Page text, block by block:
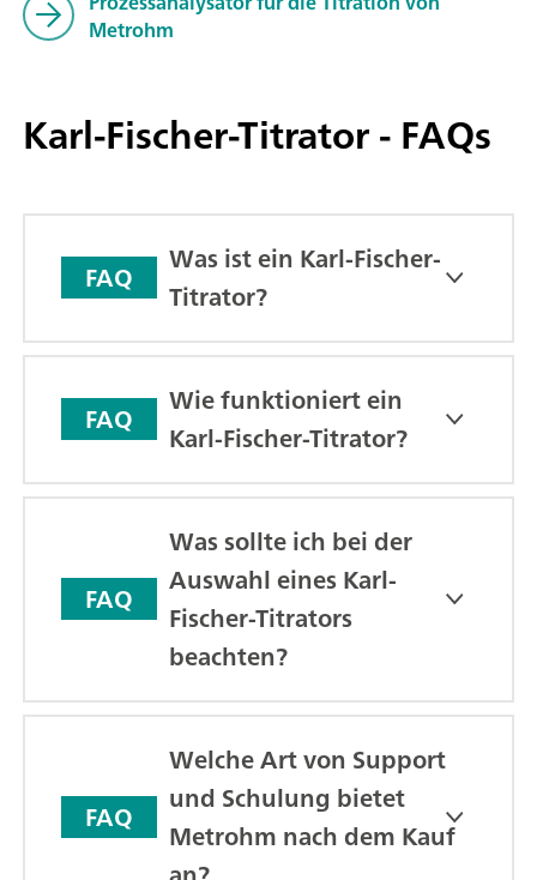
Metrohm
Karl-Fischer-Titrator - FAQs
FAQ
Was ist ein Karl-Fischer-
Titrator?
FAQ
Wie funktioniert ein
Karl-Fischer-Titrator?
FAQ
Was sollte ich bei der
Auswahl eines Karl-
Fischer-Titrators
beachten?
FAQ
Welche Art von Support
und Schulung bietet
Metrohm nach dem Kauf